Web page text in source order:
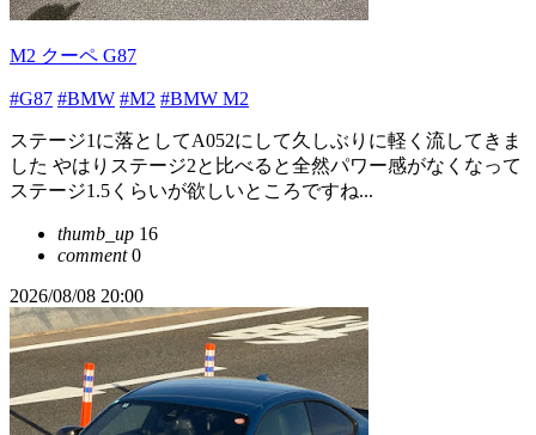
M2 クーペ G87
#G87 #BMW #M2 #BMW M2
ステージ1に落としてA052にして久しぶりに軽く流してきま
した やはりステージ2と比べると全然パワー感がなくなって
ステージ1.5くらいが欲しいところですね...
thumb_up 16
comment0
2026/08/08 20:00